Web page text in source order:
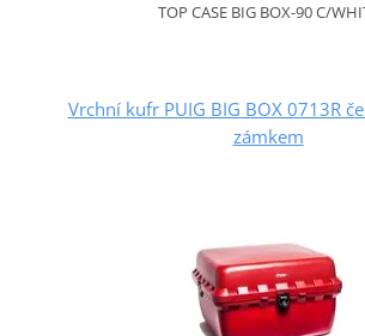
TOP CASE BIG BOX-90 C/
Vrchní kufr PUIG BIG BOX 0713R
zámkem